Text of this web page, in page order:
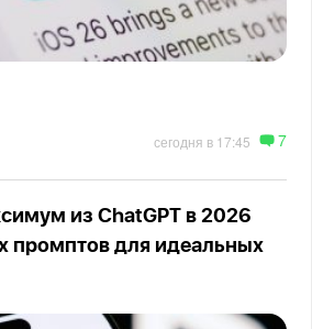
сегодня в 17:45 7
из ChatGPT в 2026
промптов для идеальных